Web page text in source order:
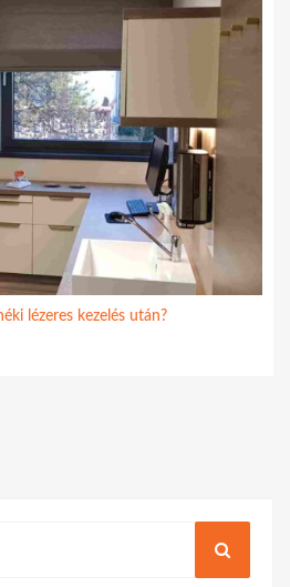
lézeres kezelés után?